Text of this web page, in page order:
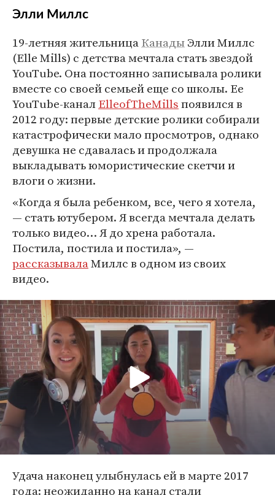
Элли Миллс
19-летняя жительницаКанадыЭлли Миллс
(Elle Mills) с детства мечтала стать звездой
YouTube. Она постоянно записывала ролики
вместе со своей семьей еще со школы. Ее
YouTube-каналElleofTheMillsпоявился в
2012 году: первые детские ролики собирали
катастрофически мало просмотров, однако
девушка не сдавалась и продолжала
выкладывать юмористические скетчи и
влоги о жизни.
«Когда я была ребенком, все, чего я хотела,
— стать ютубером. Я всегда мечтала делать
только видео… Я до хрена работала.
Постила, постила и постила», —
рассказывалаМиллс в одном из своих
видео.
Удача наконец улыбнулась ей в марте 2017
года: неожиданно на канал стали